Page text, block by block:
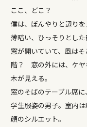
ここ、どこ？
僕は、ぼんやりと辺りを
薄暗い、ひっそりとした
窓が開いていて、風は
階？ 窓の外には、ケヤ
木が見える。
窓のそばのテーブル席に
学生服姿の男子。室内
顔のシルエット。